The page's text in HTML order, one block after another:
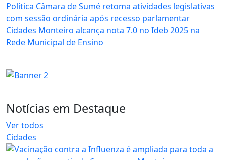
Política Câmara de Sumé retoma atividades legislativas
com sessão ordinária após recesso parlamentar
Cidades Monteiro alcança nota 7.0 no Ideb 2025 na
Rede Municipal de Ensino
Notícias em Destaque
Ver todos
Cidades